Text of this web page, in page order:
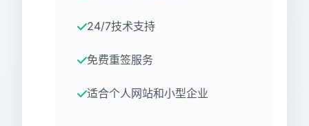
24/7技术支持
免费重签服务
适合个人网站和小型企业